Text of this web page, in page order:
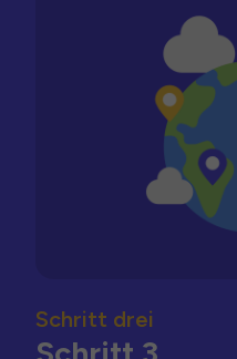
Schritt drei